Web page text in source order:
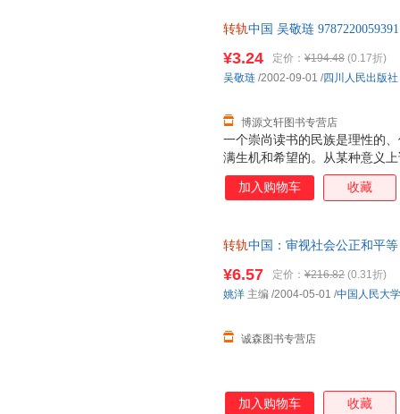
两个月的时间，访问了120多名
的历史、政治、经济、文化、
原始采访记录与信息材料为基
转轨中国 吴敬琏
一个崇尚读书的民族是理性的
满生机和希望的。从某种意义
明，正是靠着书才是以传承、
¥3.24 定价： ¥194.48 (0.17折)
博源文轩图书专营店
吴敬琏 /2002-09-01 /四川人民出版社
加入购物车 收藏
转轨中国：审视社会公正和平
¥6.57 定价： ¥216.82 (0.31折)
诚森图书专营店
姚洋 主编 /2004-05-01 /中国人民大
加入购物车 收藏